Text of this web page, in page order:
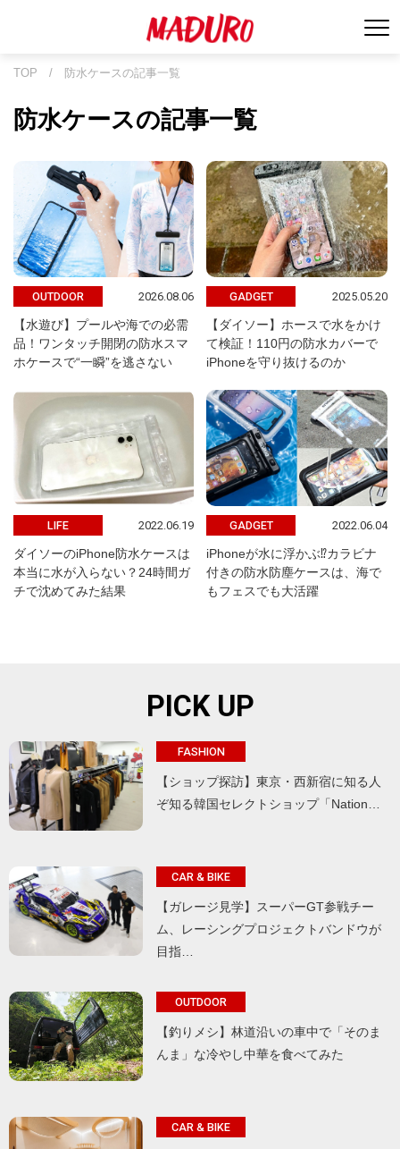
TOP / 防水ケースの記事一覧
防水ケースの記事一覧
OUTDOOR 2026.08.06
【水遊び】プールや海での必需
品！ワンタッチ開閉の防水スマ
ホケースで“一瞬”を逃さない
GADGET 2025.05.20
【ダイソー】ホースで水をかけ
て検証！110円の防水カバーで
iPhoneを守り抜けるのか
LIFE 2022.06.19
ダイソーのiPhone防水ケースは
本当に水が入らない？24時間ガ
チで沈めてみた結果
GADGET 2022.06.04
iPhoneが水に浮かぶ⁉カラビナ
付きの防水防塵ケースは、海で
もフェスでも大活躍
PICK UP
FASHION
【ショップ探訪】東京・西新宿に知る人
ぞ知る韓国セレクトショップ「Nation…
CAR & BIKE
【ガレージ見学】スーパーGT参戦チー
ム、レーシングプロジェクトバンドウが
目指…
OUTDOOR
【釣りメシ】林道沿いの車中で「そのま
んま」な冷やし中華を食べてみた
CAR & BIKE